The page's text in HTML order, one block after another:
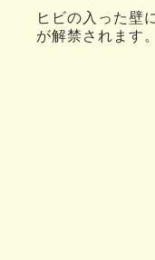
ヒビの入った壁
が解禁されます。